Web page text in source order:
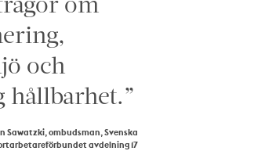
och
hållbarhet.”
Sawatzki, ombudsman, Svenska
avdelning 17